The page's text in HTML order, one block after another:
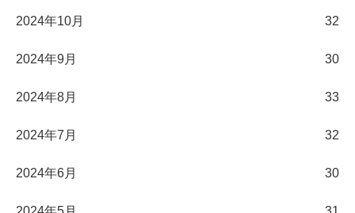
2024年10月 32
2024年9月 30
2024年8月 33
2024年7月 32
2024年6月 30